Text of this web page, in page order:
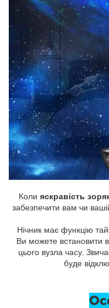
Коли яскравість
забезпечити вам чи
Нічник має функцію
Ви можете встановити
цього вузла часу.
буде